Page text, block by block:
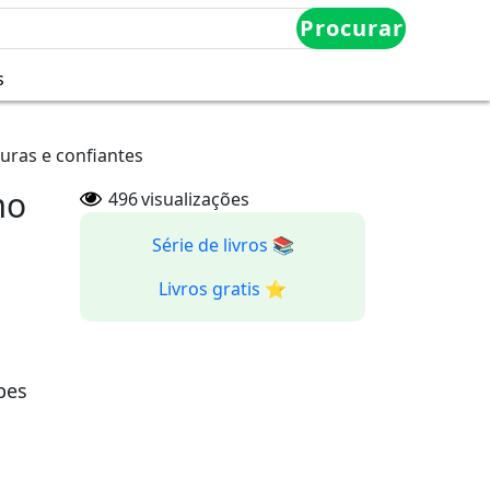
Procurar
e confiantes
496visualizações
Série de livros 📚
Livros gratis ⭐️